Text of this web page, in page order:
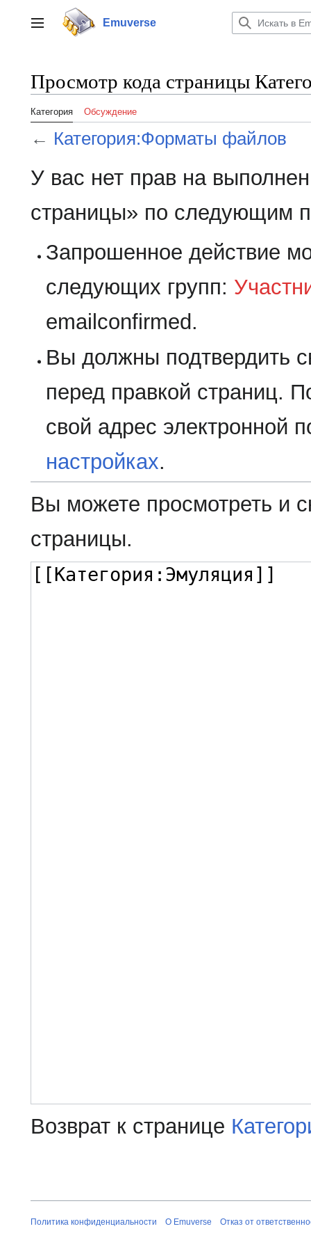
к
содержанию
Переключить боковую панель
Emuverse
Просмотр кода страницы
Категория Обсуждение
← Категория:Форматы файлов
У вас нет прав на
страницы» по следующим
Запрошенное действие
следующих групп:
emailconfirmed.
Вы должны подтвердить
перед правкой страниц.
свой адрес электронной
настройках.
Вы можете просмотреть и
страницы.
Возврат к странице
Политика конфиденциальности О Emuverse Отказ от